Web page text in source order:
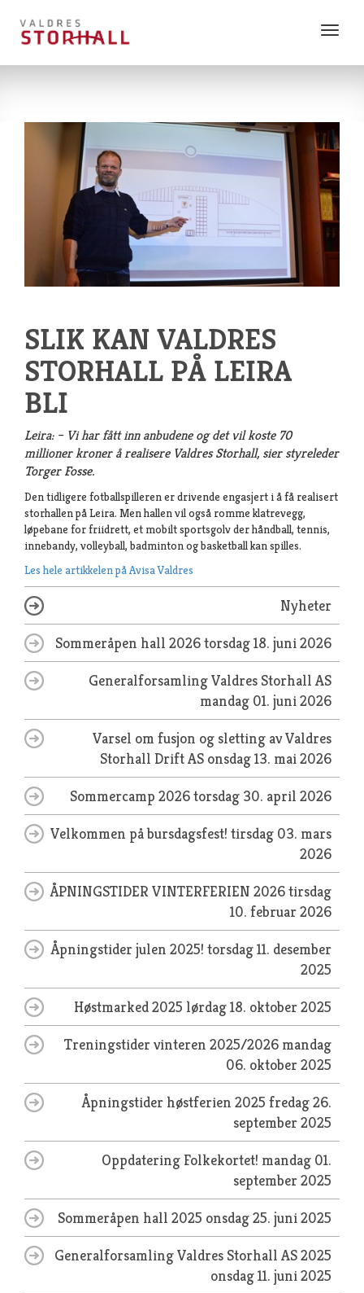
Vis
SLIK KAN VALDRES
STORHALL PÅ LEIRA
BLI
Leira: – Vi har fått inn anbudene og det vil koste 70
millioner kroner å realisere Valdres Storhall, sier styreleder
Torger Fosse.
Den tidligere fotballspilleren er drivende engasjert i å få realisert
storhallen på Leira. Men hallen vil også romme klatrevegg,
løpebane for friidrett, et mobilt sportsgolv der håndball, tennis,
innebandy, volleyball, badminton og basketball kan spilles.
Les hele artikkelen på Avisa Valdres
Nyheter
Sommeråpen hall 2026torsdag 18. juni 2026
Generalforsamling Valdres Storhall AS
mandag 01. juni 2026
Varsel om fusjon og sletting av Valdres
Storhall Drift AS onsdag 13. mai 2026
Sommercamp 2026torsdag 30. april 2026
Velkommen på bursdagsfest! tirsdag 03. mars
2026
ÅPNINGSTIDER VINTERFERIEN 2026tirsdag
10. februar 2026
Åpningstider julen 2025! torsdag 11. desember
2025
Høstmarked 2025 lørdag 18. oktober 2025
Treningstider vinteren 2025/2026 mandag
06. oktober 2025
Åpningstider høstferien 2025 fredag 26.
september 2025
Oppdatering Folkekortet! mandag 01.
september 2025
Sommeråpen hall 2025 onsdag 25. juni 2025
Generalforsamling Valdres Storhall AS 2025
onsdag 11. juni 2025